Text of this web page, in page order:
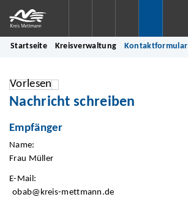
Startseite Kreisverwaltung Kontaktformular
Vorlesen
Nachricht schreiben
Empfänger
Name:
Frau Müller
E-Mail:
obab@kreis-mettmann.de